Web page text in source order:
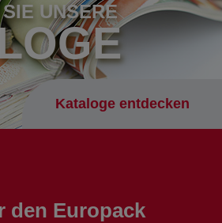
UNSERE
Kataloge entdecken
den Europack